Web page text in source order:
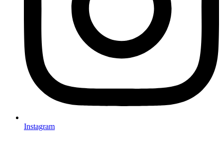
Instagram